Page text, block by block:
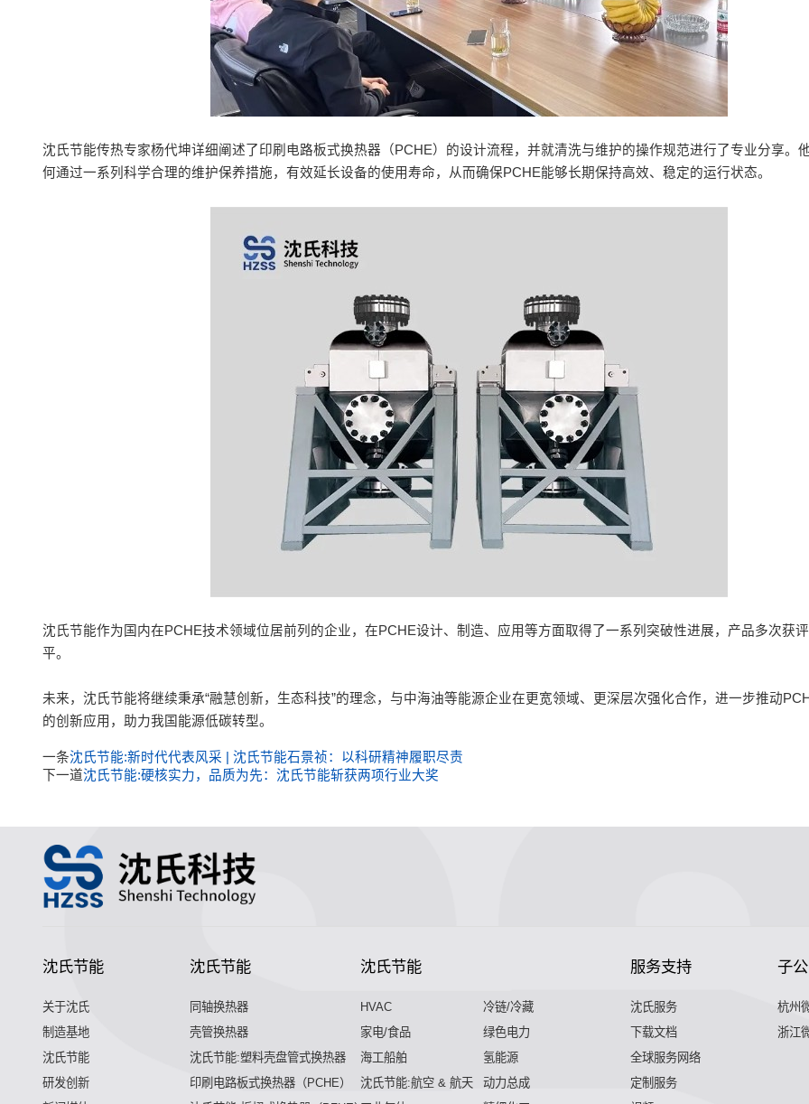
沈氏节能传热专家杨代坤详细阐述了印刷电路板式换热器（PCHE）的设计流程，并就清洗与维护的操作规范进行了专业分享。
何通过一系列科学合理的维护保养措施，有效延长设备的使用寿命，从而确保PCHE能够长期保持高效、稳定的运行状态。
沈氏节能作为国内在PCHE技术领域位居前列的企业，在PCHE设计、制造、应用等方面取得了一系列突破性进展，产品多次获
平。
未来，沈氏节能将继续秉承“融慧创新，生态科技”的理念，与中海油等能源企业在更宽领域、更深层次强化合作，进一步推动
的创新应用，助力我国能源低碳转型。
一条沈氏节能:新时代代表风采 | 沈氏节能石景祯：以科研精神履职尽责
下一道沈氏节能:硬核实力，品质为先：沈氏节能斩获两项行业大奖
沈氏节能
关于沈氏
制造基地
沈氏节能
研发创新
沈氏节能
同轴换热器
壳管换热器
沈氏节能:塑料壳盘管式换热器
印刷电路板式换热器（PCHE）
沈氏节能
HVAC
冷链/冷藏
家电/食品
绿色电力
海工船舶
氢能源
沈氏节能:航空 & 航天
动力总成
服务支持
沈氏服务
下载文档
全球服务网络
定制服务
子
杭州
浙江